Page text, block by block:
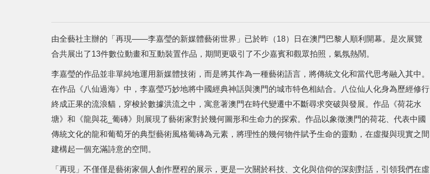
由全藝社主辦的「再現——李嘉瑩的新媒體藝術世界」已於昨（18）日在澳門巴黎人順利開幕。是次展覽
合共展出了13件數位動畫和互動裝置作品，期間更吸引了不少嘉賓和觀眾拍照，氣氛熱鬧。
李嘉瑩的作品並非單純地運用新媒體技術，而是將其作為一種藝術語言，將傳統文化和當代思考融入其中。
在作品《八仙過海》中，李嘉瑩巧妙地將中國經典神話與澳門的城市特色相結合。八位仙人化身為歷經修行
終成正果的流浪貓，穿梭於數據洪流之中，寓意著澳門在時代變遷中不斷尋求突破與發展。作品《荷花水
塘》和《龍與花_葡磚》則展現了藝術家對於幾何圖形和生命力的探索。作品以象徵澳門的荷花、代表中國
傳統文化的龍和葡萄牙的典型藝術風格葡磚為元素，將理性的幾何物件賦予生命的靈動，在虛擬與現實之間
建構起一個充滿詩意的空間。
「再現」不僅僅是藝術家個人創作歷程的展示，更是一次關於科技、文化與信仰的深刻對話，引領我們在虛